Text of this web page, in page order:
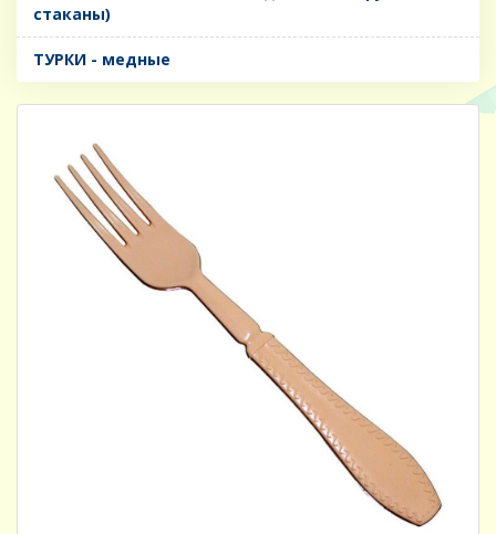
стаканы)
ТУРКИ - медные